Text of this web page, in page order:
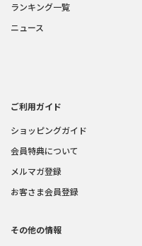
ランキング一覧
ニュース
ご利用ガイド
ショッピングガイド
会員特典について
メルマガ登録
お客さま会員登録
その他の情報